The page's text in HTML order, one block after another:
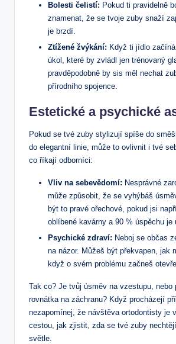
Bolesti čelistí: Pokud ti pravidelně
znamenat, že se tvoje zuby snaží
je brzdí.
Ztížené žvýkání: Když ti jídlo
úkol, které by zvládl jen trénovaný
pravděpodobně by sis měl nechat
přírodního spojence.
Estetické a psychické
Pokud se tvé zuby stylizují spíše do
do elegantní linie, může to ovlivnit i tvé
co říkají odborníci:
Vliv na sebevědomí: Nesprávné
může způsobit, že se vyhýbáš
být to pravé ořechové, pokud jsi
oblíbené kavárny a 90 % úspěchu je
Psychické zdraví: Neboj se občas
na názor. Můžeš být překvapen, jak
když o svém problému začneš
Tak co? Je tvůj úsměv na vzestupu, nebo
rovnátka na záchranu? Když procházejí
nezapomínej, že návštěva ortodontisty je
cestou, jak zjistit, zda se tvé zuby
světle.